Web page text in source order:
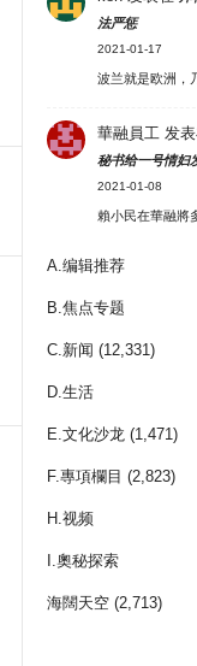
法严惩
2021-01-17
波兰就是欧洲，
華融員工 发
秘书给一号情妇
2021-01-08
賴小民在華融將
A.编辑推荐
B.焦点专题
C.新闻 (12,331)
D.生活
E.文化沙龙 (1,471)
F.專項欄目 (2,823)
H.视频
I.奧秘探索
海闊天空(2,713)